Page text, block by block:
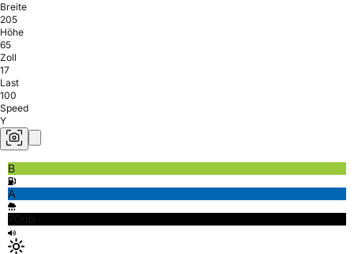
Breite
205
Höhe
65
Zoll
17
Last
100
Speed
Y
B
A
70db